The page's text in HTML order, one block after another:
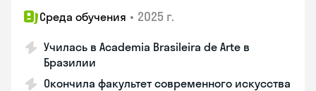
Среда обучения • 2025 г.
Училась в Academia Brasileira de Arte в
Бразилии
Окончила факультет современного искусства